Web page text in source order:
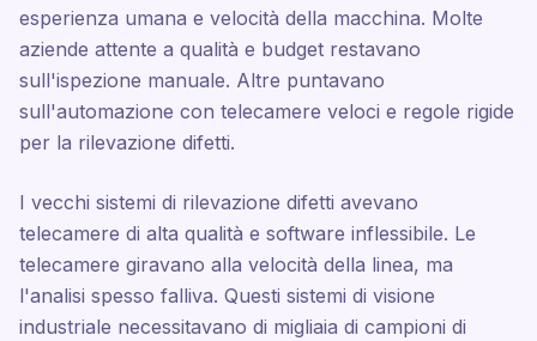
esperienza umana e velocità della macchina. Molte
aziende attente a qualità e budget restavano
sull'ispezione manuale. Altre puntavano
sull'automazione con telecamere veloci e regole rigide
per la rilevazione difetti.
I vecchi sistemi di rilevazione difetti avevano
telecamere di alta qualità e software inflessibile. Le
telecamere giravano alla velocità della linea, ma
l'analisi spesso falliva. Questi sistemi di visione
industriale necessitavano di migliaia di campioni di